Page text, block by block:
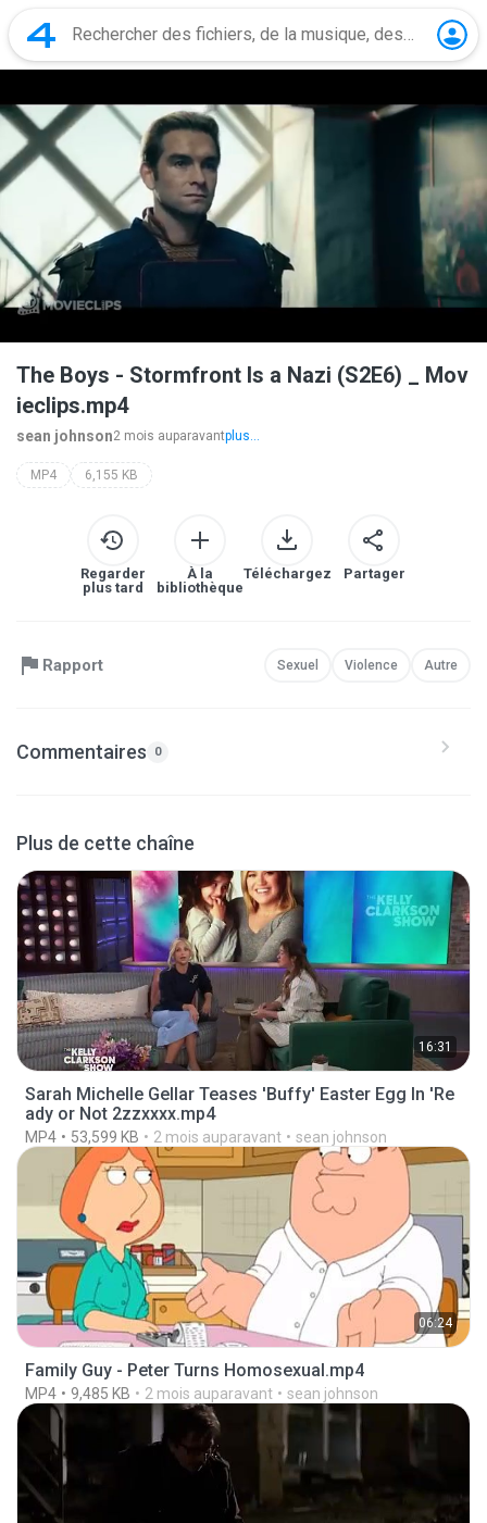
The Boys - Stormfront Is a Nazi (S2E6) _ Mov
ieclips.mp4
sean johnson2 mois auparavantplus...
MP4 6,155 KB
Regarder
plus tard
À la
bibliothèque
Téléchargez Partager
Rapport Sexuel Violence Autre
Commentaires 0
Plus de cette chaîne
16:31
Sarah Michelle Gellar Teases 'Buffy' Easter Egg In 'Re
ady or Not 2zzxxxx.mp4
MP4 53,599 KB 2 mois auparavant sean johnson
06:24
Family Guy - Peter Turns Homosexual.mp4
MP4 9,485 KB 2 mois auparavant sean johnson